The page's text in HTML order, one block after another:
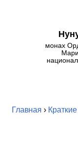
монах
Главная ›